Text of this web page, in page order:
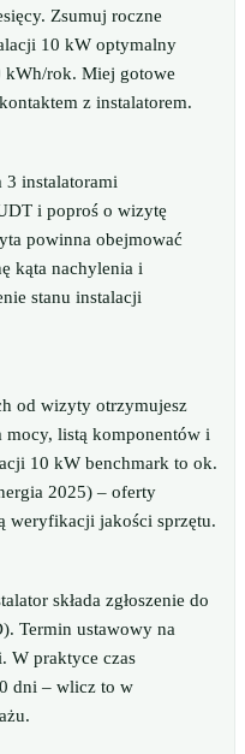
Zsumuj roczne
10 kW optymalny
kWh/rok. Miej gotowe
z instalatorem.
3 instalatorami
i poproś o wizytę
powinna obejmować
kąta nachylenia i
stanu instalacji
od wizyty otrzymujesz
mocy, listą komponentów i
10 kW benchmark to ok.
2025) – oferty
weryfikacji jakości sprzętu.
składa zgłoszenie do
Termin ustawowy na
W praktyce czas
dni – wlicz to w